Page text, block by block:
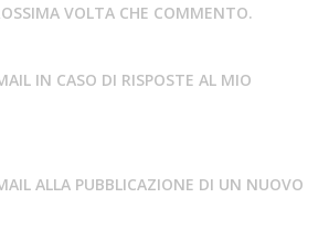
VOLTA CHE COMMENTO.
IN CASO DI RISPOSTE AL MIO
ALLA PUBBLICAZIONE DI UN NUOVO